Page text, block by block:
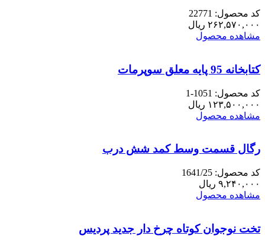
کد محصول: 22771
۲۶۲,۵۷۰,۰۰۰ ریال
مشاهده محصول
کتابخانه 95 پایه معلق سوپرمات
کد محصول: 1051-1
۱۲۳,۵۰۰,۰۰۰ ریال
مشاهده محصول
رگال قسمت وسط کمد شش درب
کد محصول: 1641/25
۹,۲۴۰,۰۰۰ ریال
مشاهده محصول
تخت نوجوان کوتاه چرخ دار جدید پردیس